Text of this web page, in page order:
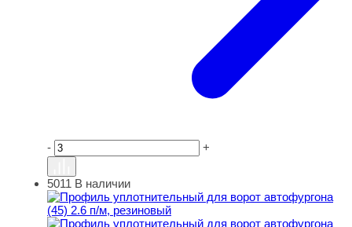
- +
Профиль уплотнительный для ворот автофургона (45)
5011 В наличии